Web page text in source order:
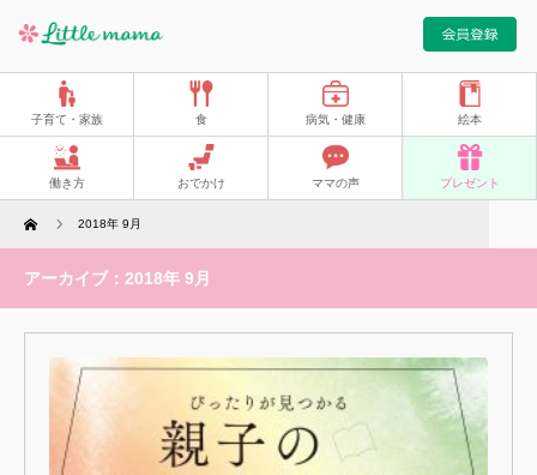
子育て・家族 食 病気・健康 絵本
働き方 おでかけ ママの声 プレゼント
Home 2018年 9月
アーカイブ：2018年 9月